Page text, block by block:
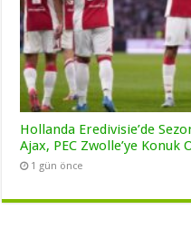
Hollanda Eredivisie’de
Ajax, PEC Zwolle’ye Konuk
1 gün önce